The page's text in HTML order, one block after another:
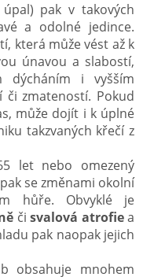
pak v takových
a odolné jedince.
která může vést až k
únavou a slabostí,
dýcháním i vyšším
či zmateností. Pokud
může dojít i k úplné
takzvaných křečí z
let nebo omezený
se změnami okolní
hůře. Obvyklé je
čisvalová atrofiea
pak naopak jejich
obsahuje mnohem